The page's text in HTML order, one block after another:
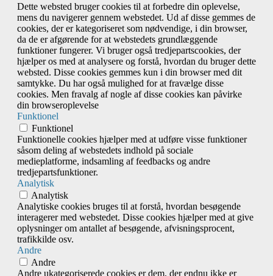
Dette websted bruger cookies til at forbedre din oplevelse,
mens du navigerer gennem webstedet. Ud af disse gemmes de
cookies, der er kategoriseret som nødvendige, i din browser,
da de er afgørende for at webstedets grundlæggende
funktioner fungerer. Vi bruger også tredjepartscookies, der
hjælper os med at analysere og forstå, hvordan du bruger dette
websted. Disse cookies gemmes kun i din browser med dit
samtykke. Du har også mulighed for at fravælge disse
cookies. Men fravalg af nogle af disse cookies kan påvirke
din browseroplevelse
Funktionel
Funktionel
Funktionelle cookies hjælper med at udføre visse funktioner
såsom deling af webstedets indhold på sociale
medieplatforme, indsamling af feedbacks og andre
tredjepartsfunktioner.
Analytisk
Analytisk
Analytiske cookies bruges til at forstå, hvordan besøgende
interagerer med webstedet. Disse cookies hjælper med at give
oplysninger om antallet af besøgende, afvisningsprocent,
trafikkilde osv.
Andre
Andre
Andre ukategoriserede cookies er dem, der endnu ikke er